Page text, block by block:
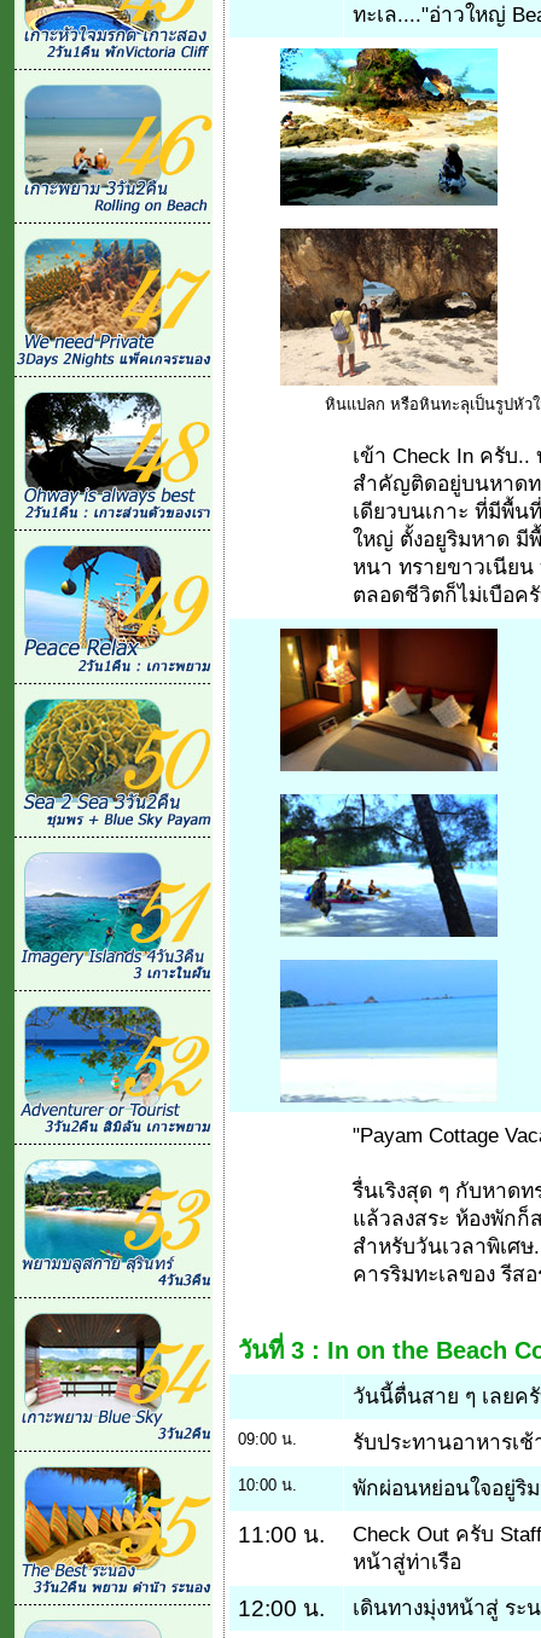
ทะเล...."อ่าวใหญ่
หินแปลก หรือหินทะลุเป็นรูปหัวใ
เข้า Check In ครับ
สำคัญติดอยู่บนหาดท
เดียวบนเกาะ ที่มีพื้
ใหญ่ ตั้งอยูริมหาด มี
หนา ทรายขาวเนียน
ตลอดชีวิตก็ไม่เบือค
"Payam Cottage
รื่นเริงสุด ๆ กับหาด
แล้วลงสระ ห้องพัก
สำหรับวันเวลาพิเศ
คารริมทะเลของ รีสอ
วันที่ 3 : In on the Beach
วันนี้ตื่นสาย ๆ เลยค
09:00 น. รับประทานอาหารเช้
10:00 น. พักผ่อนหย่อนใจอยู่ริ
11:00 น.
Check Out ครับ
หน้าสู่ท่าเรือ
12:00 น. เดินทางมุ่งหน้าสู่ ระ